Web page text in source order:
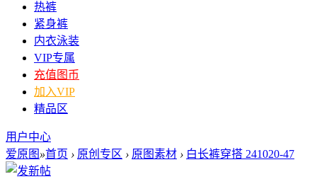
热裤
紧身裤
内衣泳装
VIP专属
充值图币
加入VIP
精品区
用户中心
爱原图 »首页 › 原创专区 › 原图素材 › 白长裤穿搭 241020-47